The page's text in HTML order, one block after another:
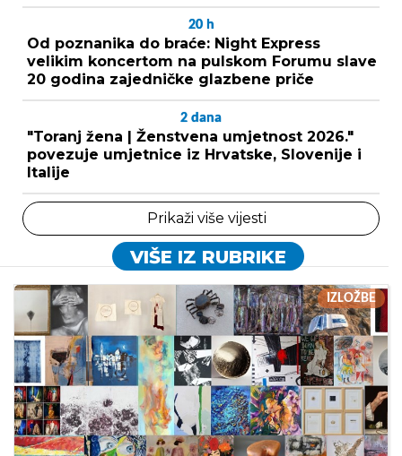
20 h
Od poznanika do braće: Night Express
velikim koncertom na pulskom Forumu slave
20 godina zajedničke glazbene priče
2 dana
"Toranj žena | Ženstvena umjetnost 2026."
povezuje umjetnice iz Hrvatske, Slovenije i
Italije
Prikaži više vijesti
VIŠE IZ RUBRIKE
IZLOŽBE